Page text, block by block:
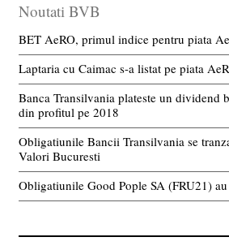
Noutati BVB
BET AeRO, primul indice pentru piata
Laptaria cu Caimac s-a listat pe piata
Banca Transilvania plateste un dividend
din profitul pe 2018
Obligatiunile Bancii Transilvania se
Valori Bucuresti
Obligatiunile Good Pople SA (FRU21)